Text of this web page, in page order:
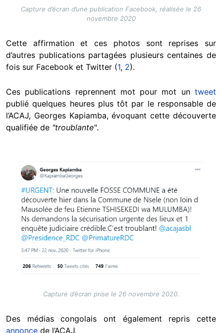
Capture d’écran d’une publication Facebook, réalisée le 26
novembre 2020
Cette affirmation et ces photos sont reprises sur
d’autres publications partagées plusieurs centaines de
fois sur Facebook et Twitter (1, 2).
Ces publications reprennent mot pour mot un tweet
publié quelques heures plus tôt par le responsable de
l’ACAJ, Georges Kapiamba, évoquant cette découverte
qualifiée de "troublante".
Image
Capture d’écran prise le 26 novembre 2020.
Des médias congolais ont également repris cette
annonce de l’ACAJ.